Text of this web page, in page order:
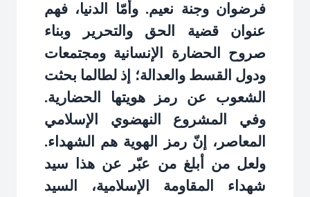
فرضوان وجنة نعيم. وأمّا الدنيا، فهم
عنوان قضية الحق والتحرير وبناء
صروح الحضارة الإنسانية ومجتمعات
ودول القسط والعدالة؛ إذ لطالما بحثت
الشعوب عن رمز هويتها الحضارية.
وفي المشروع النهضوي الإسلامي
المعاصر، إنّ رمز الهوية هم الشهداء.
ولعل من أبلغ من عبّر عن هذا سيد
شهداء المقاومة الإسلامية، السيد